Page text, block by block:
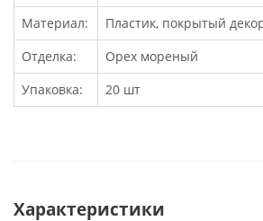
Материал:
Пластик, покрытый
Отделка:
Орех мореный
Упаковка:
20 шт
Характеристики